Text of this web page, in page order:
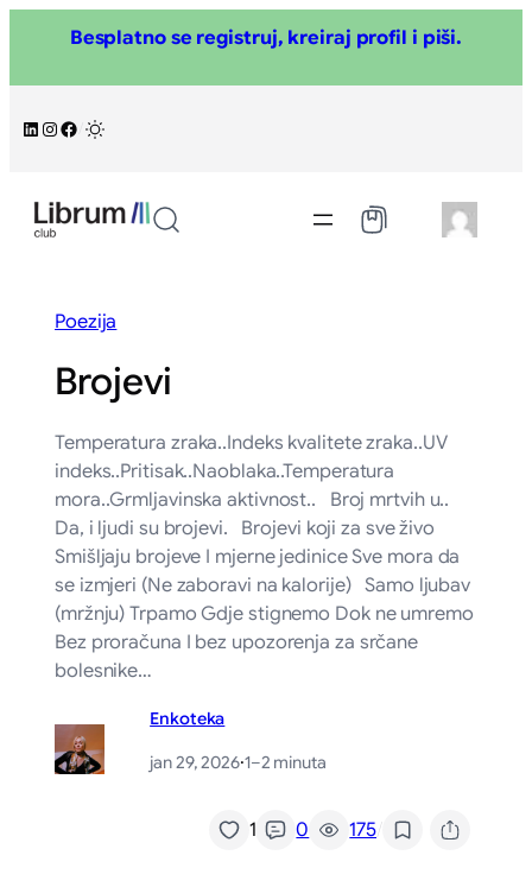
sadržaj
Besplatno se registruj, kreiraj profil i piši.
LinkedIn
Instagram
Facebook
Poezija
Brojevi
Temperatura zraka..Indeks kvalitete zraka..UV
indeks..Pritisak..Naoblaka..Temperatura
mora..Grmljavinska aktivnost.. Broj mrtvih u..
Da, i ljudi su brojevi. Brojevi koji za sve živo
Smišljaju brojeve I mjerne jedinice Sve mora da
se izmjeri (Ne zaboravi na kalorije) Samo ljubav
(mržnju) Trpamo Gdje stignemo Dok ne umremo
Bez proračuna I bez upozorenja za srčane
bolesnike…
Enkoteka
jan 29, 2026·1–2 minuta
1 0 175/